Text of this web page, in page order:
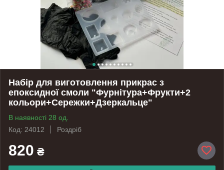
Набір для виготовлення прикрас з
епоксидної смоли "Фурнітура+Фрукти+2
кольори+Сережки+Дзеркальце"
В наявності 28 од.
Код: 24012
Роздріб
820 ₴